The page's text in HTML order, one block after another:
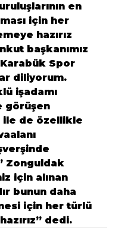
en
için her
hazırız
başkanımız
Spor
diliyorum.
işadamı
görüşen
ile de özellikle
Zonguldak
için alınan
bunun daha
için her türlü
dedi.